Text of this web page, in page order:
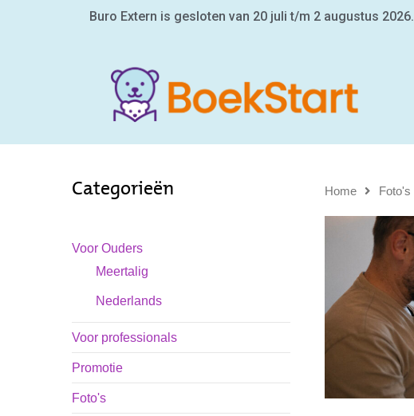
Buro Extern is gesloten van 20 juli t/m 2 augustus 2026.
Categorieën
Voor Ouders
Meertalig
Nederlands
Voor professionals
Promotie
Foto's
Home Foto's